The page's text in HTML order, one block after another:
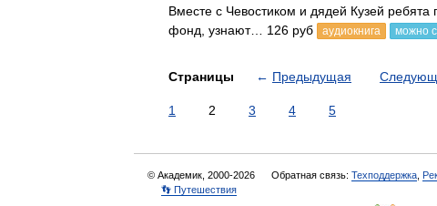
Вместе с Чевостиком и дядей Кузей
фонд, узнают… 126 руб
аудиокнига можно
Страницы ← Предыдущая
1 2 3 4 5
© Академик, 2000-2026 Обратная связь: Техподдержка
👣 Путешествия